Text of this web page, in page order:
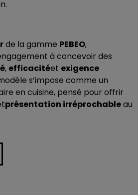
de la gamme PEBEO,
à concevoir des
, efficacitéet exigence
s’impose comme un
en cuisine, pensé pour offrir
présentation irréprochableau